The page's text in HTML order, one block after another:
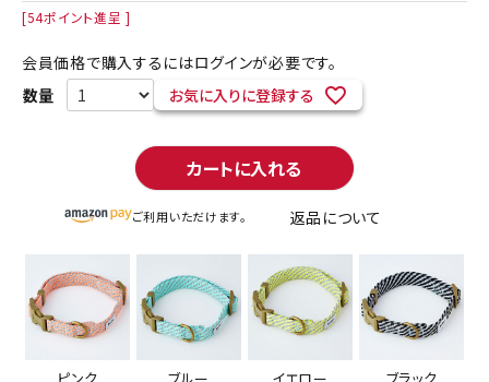
[54ポイント進呈 ]
会員価格で購入するにはログインが必要です。
お気に入りに登録する
カートに入れる
ご利用いただけます。 返品について